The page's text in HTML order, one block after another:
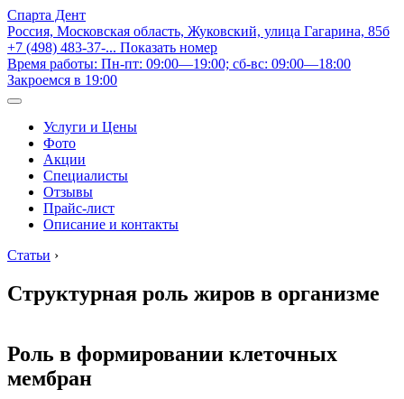
Спарта Дент
Россия, Московская область, Жуковский, улица Гагарина, 85б
+7 (498) 483-37-... Показать номер
Время работы: Пн-пт: 09:00—19:00; сб-вс: 09:00—18:00
Закроемся в 19:00
Услуги и Цены
Фото
Акции
Специалисты
Отзывы
Прайс-лист
Описание и контакты
Статьи ›
Структурная роль жиров в организме
Роль в формировании клеточных
мембран